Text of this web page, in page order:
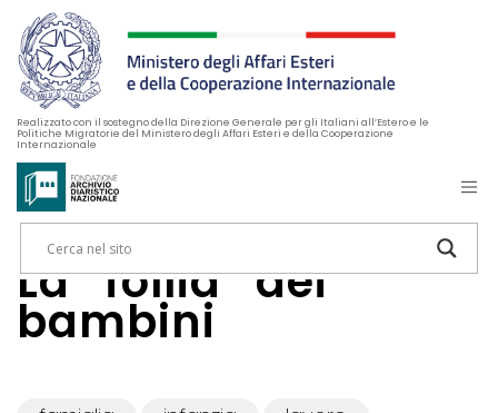
Realizzato con il sostegno della Direzione Generale per gli Italiani all’Estero e le
Politiche Migratorie del Ministero degli Affari Esteri e della Cooperazione
Internazionale
La “follia” dei
bambini